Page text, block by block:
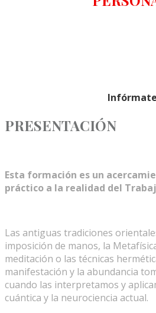
Infórmate
PRESENTACIÓN
Esta formación es un
práctico a la realidad del
Las antiguas tradiciones
imposición de manos, la
meditación o las técnicas
manifestación y la abundancia
cuando las interpretamos y
cuántica y la neurociencia actual.